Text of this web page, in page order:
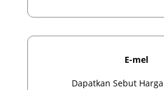
E-mel
Dapatkan Sebut